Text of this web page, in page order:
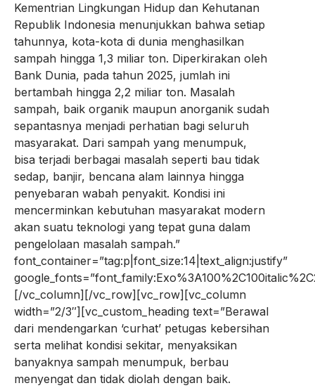
Kementrian Lingkungan Hidup dan Kehutanan
Republik Indonesia menunjukkan bahwa setiap
tahunnya, kota-kota di dunia menghasilkan
sampah hingga 1,3 miliar ton. Diperkirakan oleh
Bank Dunia, pada tahun 2025, jumlah ini
bertambah hingga 2,2 miliar ton. Masalah
sampah, baik organik maupun anorganik sudah
sepantasnya menjadi perhatian bagi seluruh
masyarakat. Dari sampah yang menumpuk,
bisa terjadi berbagai masalah seperti bau tidak
sedap, banjir, bencana alam lainnya hingga
penyebaran wabah penyakit. Kondisi ini
mencerminkan kebutuhan masyarakat modern
akan suatu teknologi yang tepat guna dalam
pengelolaan masalah sampah.”
font_container=”tag:p|font_size:14|text_align:justify”
[/vc_column][/vc_row][vc_row][vc_column
width=”2/3″][vc_custom_heading text=”Berawal
dari mendengarkan ‘curhat’ petugas kebersihan
serta melihat kondisi sekitar, menyaksikan
banyaknya sampah menumpuk, berbau
menyengat dan tidak diolah dengan baik.